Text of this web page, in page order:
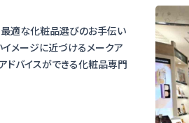
最適な化粧品選びのお手伝い
イメージに近づけるメークア
ドバイスができる化粧品専門